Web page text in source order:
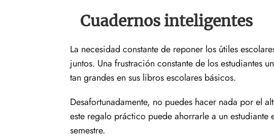
Cuadernos inteligentes
La necesidad constante de reponer los útiles
juntos. Una frustración constante de los estudiantes
tan grandes en sus libros escolares básicos.
Desafortunadamente, no puedes hacer nada por el
este regalo práctico puede ahorrarle a un
semestre.